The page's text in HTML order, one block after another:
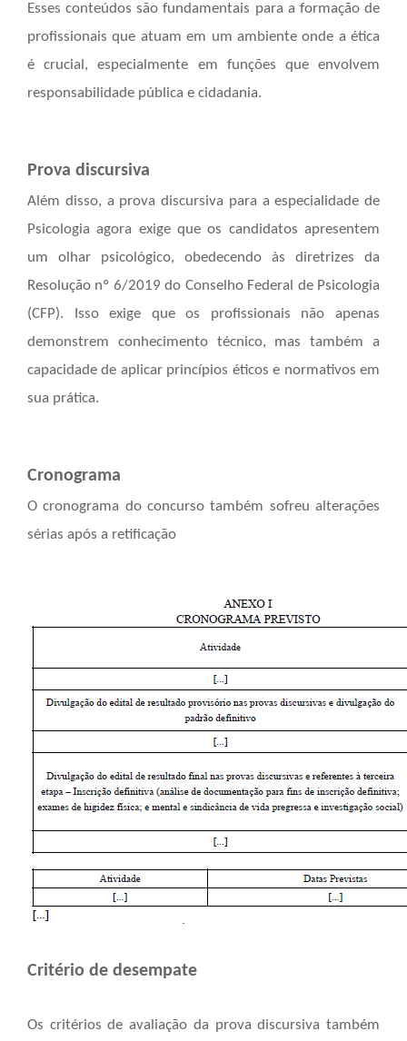
Esses conteúdos são fundamentais para a formação de
profissionais que atuam em um ambiente onde a ética
é crucial, especialmente em funções que envolvem
responsabilidade pública e cidadania.
Prova discursiva
Além disso, a prova discursiva para a especialidade de
Psicologia agora exige que os candidatos apresentem
um olhar psicológico, obedecendo às diretrizes da
Resolução nº 6/2019 do Conselho Federal de Psicologia
(CFP). Isso exige que os profissionais não apenas
demonstrem conhecimento técnico, mas também a
capacidade de aplicar princípios éticos e normativos em
sua prática.
Cronograma
O cronograma do concurso também sofreu alterações
sérias após a retificação
Critério de desempate
Os critérios de avaliação da prova discursiva também